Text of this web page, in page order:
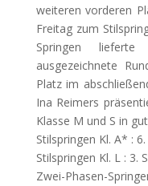
weiteren vorderen
Freitag zum
Springen
ausgezeichnete
Platz im
Ina Reimers
Klasse M und S in
Stilspringen Kl. A* :
Stilspringen Kl. L : 3.
Zwei-Phasen-